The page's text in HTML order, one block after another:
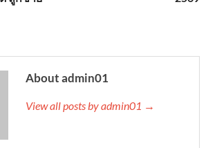
About admin01
View all posts by admin01 →